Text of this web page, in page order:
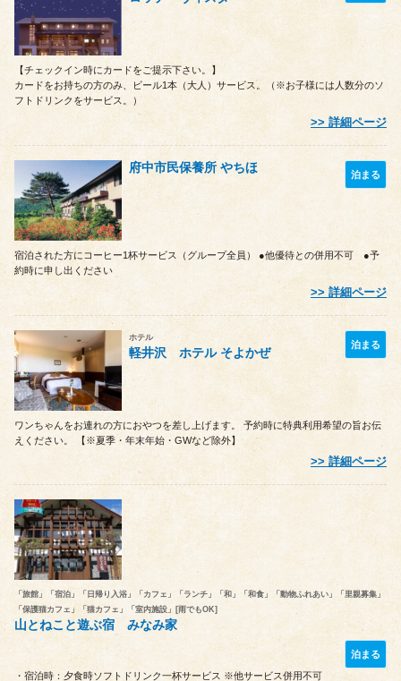
【チェックイン時にカードをご提示下さい。】
カードをお持ちの方のみ、ビール1本（大人）サービス。（※お子様には人数分のソ
フトドリンクをサービス。）
詳細ページ
府中市民保養所 やちほ 泊まる
宿泊された方にコーヒー1杯サービス（グループ全員） ●他優待との併用不可 ●予
約時に申し出ください
詳細ページ
ホテル
軽井沢 ホテル そよかぜ
泊まる
ワンちゃんをお連れの方におやつを差し上げます。 予約時に特典利用希望の旨お伝
えください。 【※夏季・年末年始・GWなど除外】
詳細ページ
「旅館」「宿泊」「日帰り入浴」「カフェ」「ランチ」「和」「和食」「動物ふれあい」「里親募集」
「保護猫カフェ」「猫カフェ」「室内施設」[雨でもOK]
山とねこと遊ぶ宿 みなみ家
泊まる
・宿泊時：夕食時ソフトドリンク一杯サービス ※他サービス併用不可